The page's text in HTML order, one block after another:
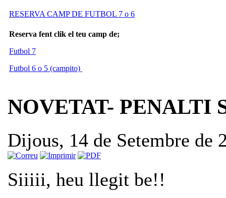
RESERVA CAMP DE FUTBOL 7 o 6
Reserva fent clik el teu camp de;
Futbol 7
Futbol 6 o 5 (campito)
NOVETAT- PENALTI
Dijous, 14 de Setembre de
Siiiii, heu llegit be!!